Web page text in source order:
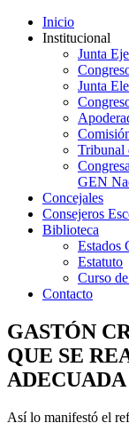
Inicio
Institucional
Junta
Junta
Tribunal
GEN
Concejales
Consejeros
Biblioteca
Estados
Estatuto
Curso
Contacto
GASTÓN
QUE SE
Así lo manifestó el